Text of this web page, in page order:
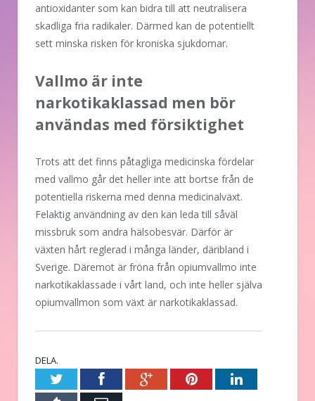
antioxidanter som kan bidra till att neutralisera
skadliga fria radikaler. Därmed kan de potentiellt
sett minska risken för kroniska sjukdomar.
Vallmo är inte
narkotikaklassad men bör
användas med försiktighet
Trots att det finns påtagliga medicinska fördelar
med vallmo går det heller inte att bortse från de
potentiella riskerna med denna medicinalväxt.
Felaktig användning av den kan leda till såväl
missbruk som andra hälsobesvär. Därför är
växten hårt reglerad i många länder, däribland i
Sverige. Däremot är fröna från opiumvallmo inte
narkotikaklassade i vårt land, och inte heller själva
opiumvallmon som växt är narkotikaklassad.
DELA.
TwitterFacebookGoogle+PinterestLinkedIn